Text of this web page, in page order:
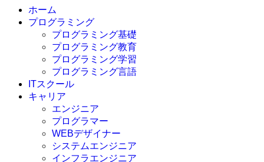
ホーム
プログラミング
プログラミング基礎
プログラミング教育
プログラミング学習
プログラミング言語
C言語
C#
VBA
Go言語
Kotlin
Java
ITスクール
キャリア
エンジニア
プログラマー
WEBデザイナー
システムエンジニア
インフラエンジニア